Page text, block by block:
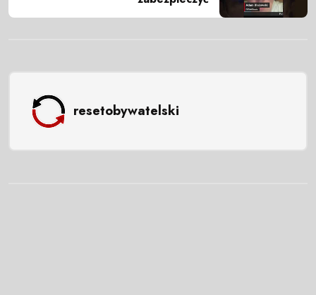
resetobywatelski